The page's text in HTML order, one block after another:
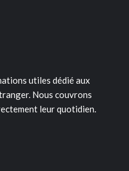
utiles dédié aux
Nous couvrons
leur quotidien.